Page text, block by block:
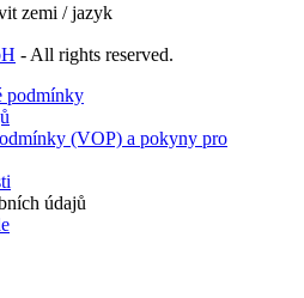
zemi / jazyk
- All rights reserved.
podmínky
(VOP) a pokyny pro
údajů